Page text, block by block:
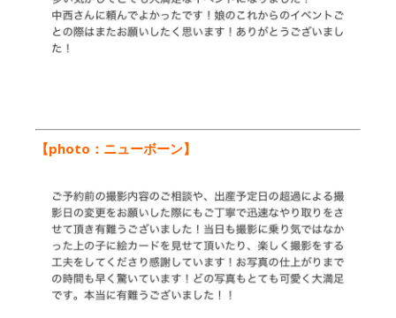
【photo：ニューボーン】